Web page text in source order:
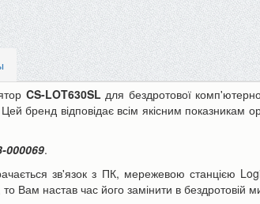
CS-LOT630SL для бездротової
бренд відповідає всім якісним показникам
000069.
зв'язок з ПК, мережевою станцією
Вам настав час його замінити в бездротовій